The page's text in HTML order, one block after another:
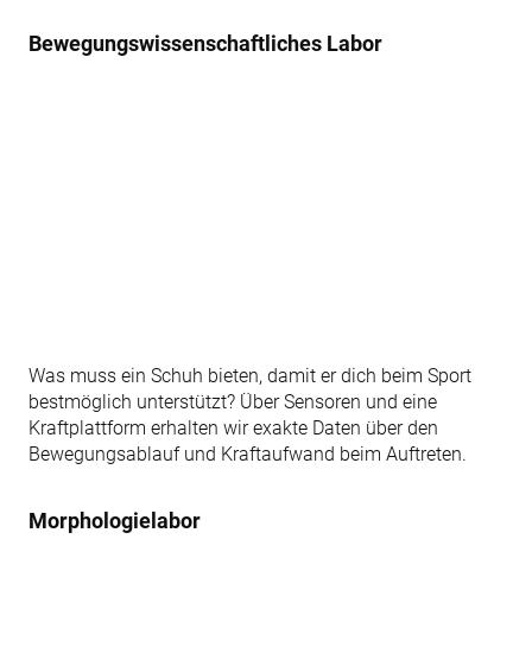
Bewegungswissenschaftliches Labor
Was muss ein Schuh bieten, damit er dich beim Sport
bestmöglich unterstützt? Über Sensoren und eine
Kraftplattform erhalten wir exakte Daten über den
Bewegungsablauf und Kraftaufwand beim Auftreten.
Morphologielabor